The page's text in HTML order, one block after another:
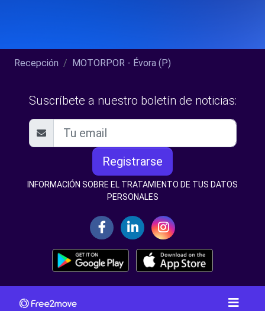
Recepción MOTORPOR - Évora (P)
Suscríbete a nuestro boletín de noticias:
Registrarse
INFORMACIÓN SOBRE EL TRATAMIENTO DE TUS DATOS
PERSONALES